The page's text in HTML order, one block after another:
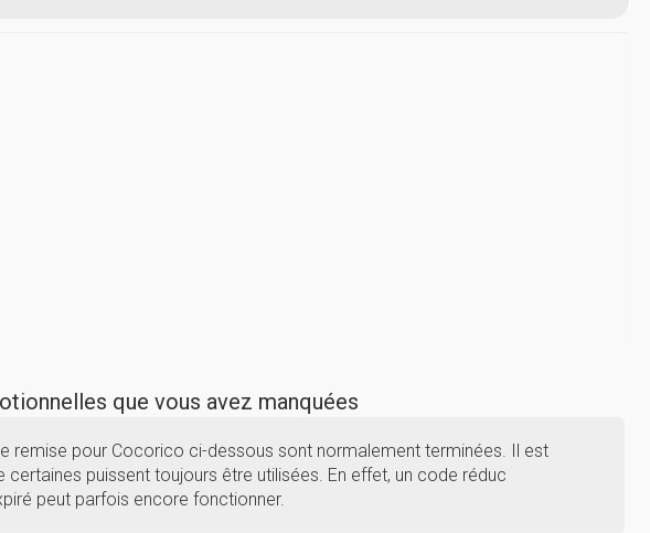
que vous avez manquées
remise pour Cocorico ci-dessous sont normalement terminées. Il est
certaines puissent toujours être utilisées. En effet, un code réduc
peut parfois encore fonctionner.